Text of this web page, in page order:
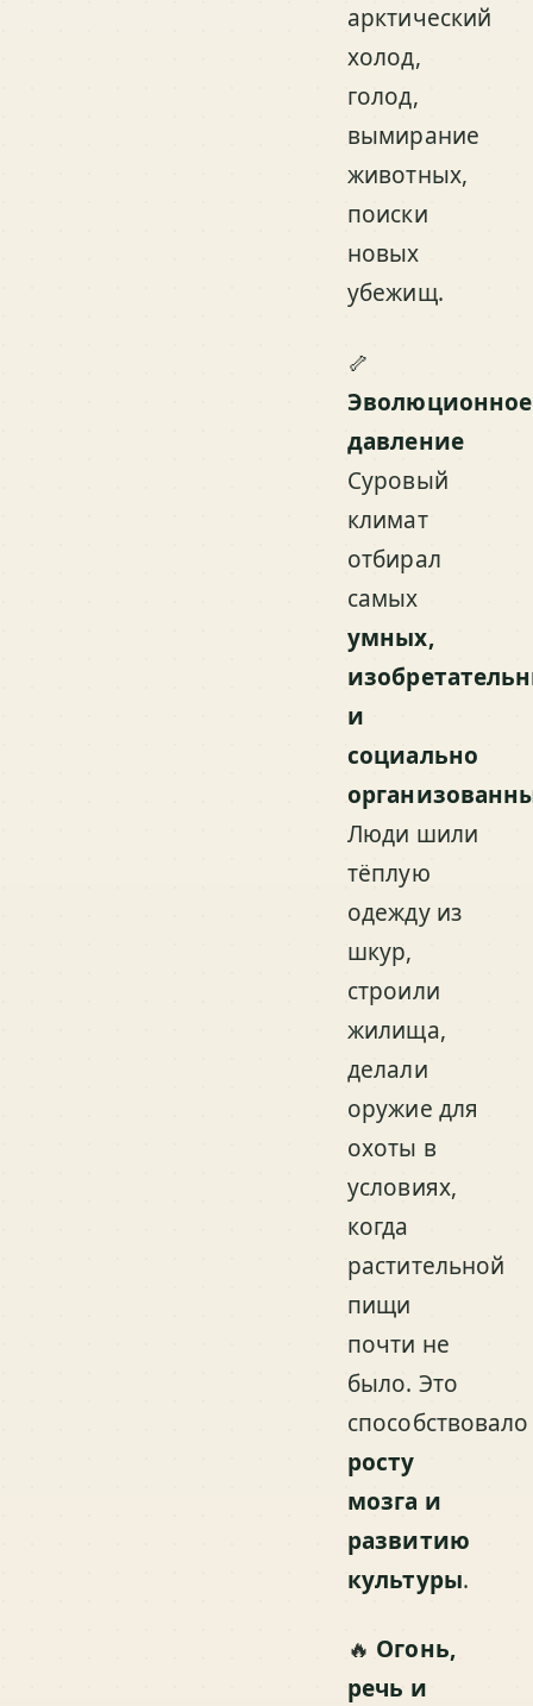
арктический
холод,
голод,
вымирание
животных,
поиски
новых
убежищ.
🦴
Эволюционное
давление
Суровый
климат
отбирал
самых
умных,
и
социально
Люди шили
тёплую
одежду из
шкур,
строили
жилища,
делали
оружие для
охоты в
условиях,
когда
растительной
пищи
почти не
было. Это
способствовало
росту
мозга и
развитию
культуры.
🔥 Огонь,
речь и